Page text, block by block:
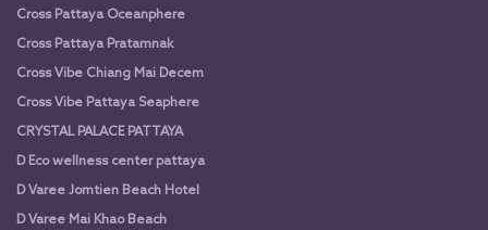
Cross Pattaya Oceanphere
Cross Pattaya Pratamnak
Cross Vibe Chiang Mai Decem
Cross Vibe Pattaya Seaphere
CRYSTAL PALACE PATTAYA
D Eco wellness center pattaya
D Varee Jomtien Beach Hotel
D Varee Mai Khao Beach